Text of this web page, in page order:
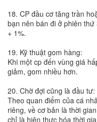
18. CP đầu cơ tăng trần
bạn nên bán đi ở phiên
+ 1%.
19. Kỹ thuật gom hàng:
Khi một cp đến vùng giá
giảm, gom nhiều hơn.
20. Chờ đợi cũng là đầu tư:
Theo quan điểm của cá
riêng, về cơ bản là thời
chỉ là hiện thực hóa thời